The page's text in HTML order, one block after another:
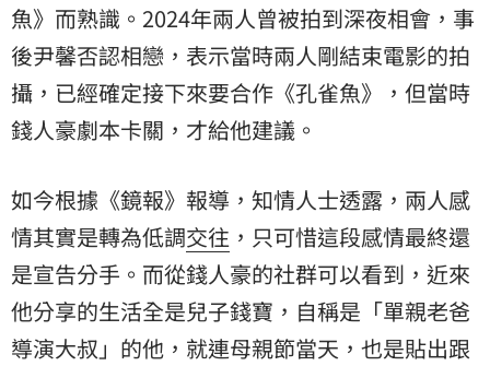
魚》而熟識。2024年兩人曾被拍到深夜相會，事
後尹馨否認相戀，表示當時兩人剛結束電影的拍
攝，已經確定接下來要合作《孔雀魚》，但當時
錢人豪劇本卡關，才給他建議。
如今根據《鏡報》報導，知情人士透露，兩人感
情其實是轉為低調交往 ，只可惜這段感情最終還
是宣告分手。而從錢人豪的社群可以看到，近來
他分享的生活全是兒子錢寶，自稱是「單親老爸
導演大叔」的他，就連母親節當天，也是貼出跟